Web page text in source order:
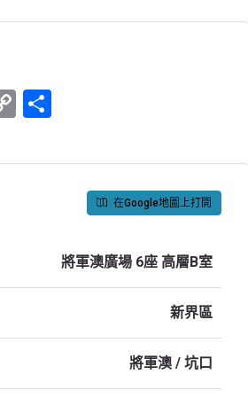
Copy
在Google地圖上打開
將軍澳廣場 6座 高層B室
新界區
將軍澳 / 坑口